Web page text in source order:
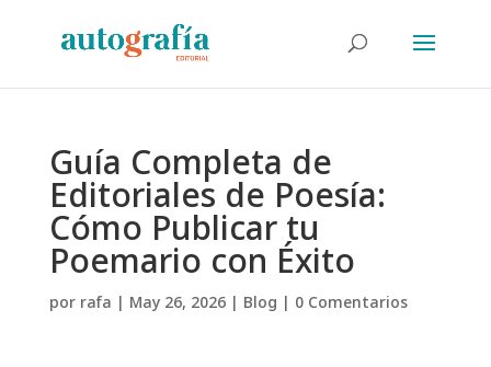
Guía Completa de
Editoriales de Poesía:
Cómo Publicar tu
Poemario con Éxito
porrafa | May 26, 2026| Blog | 0 Comentarios